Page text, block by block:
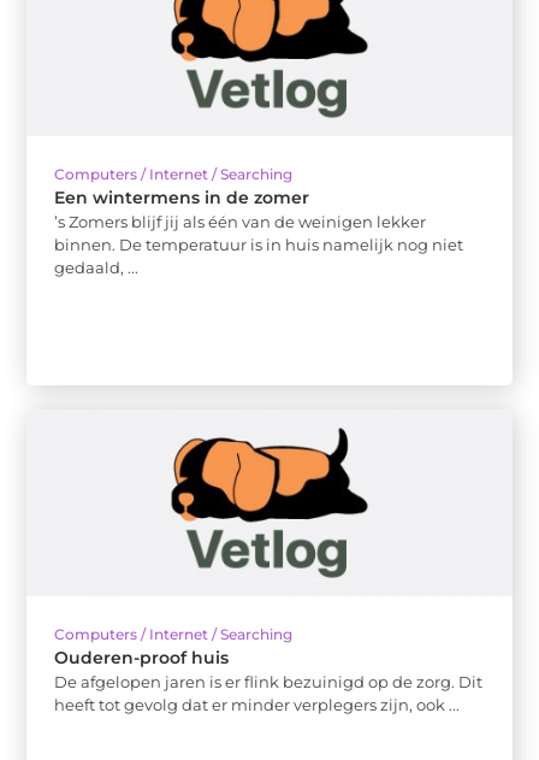
Computers / Internet / Searching
Een wintermens in de zomer
’s Zomers blijf jij als één van de weinigen lekker
binnen. De temperatuur is in huis namelijk nog niet
gedaald, ...
Computers / Internet / Searching
Ouderen-proof huis
De afgelopen jaren is er flink bezuinigd op de zorg. Dit
heeft tot gevolg dat er minder verplegers zijn, ook ...